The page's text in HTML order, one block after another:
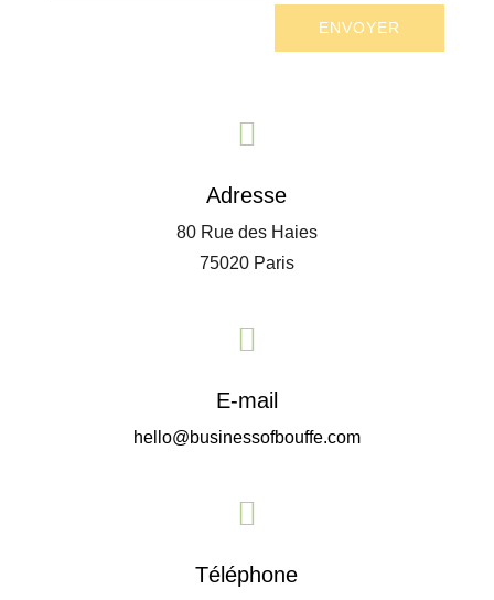
ENVOYER

Adresse
80 Rue des Haies
75020 Paris

E-mail
hello@businessofbouffe.com

Téléphone